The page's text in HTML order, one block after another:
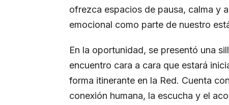
ofrezca espacios de pausa, calma y
emocional como parte de nuestro
En la oportunidad, se presentó una
encuentro cara a cara que estará
forma itinerante en la Red. Cuenta
conexión humana, la escucha y el